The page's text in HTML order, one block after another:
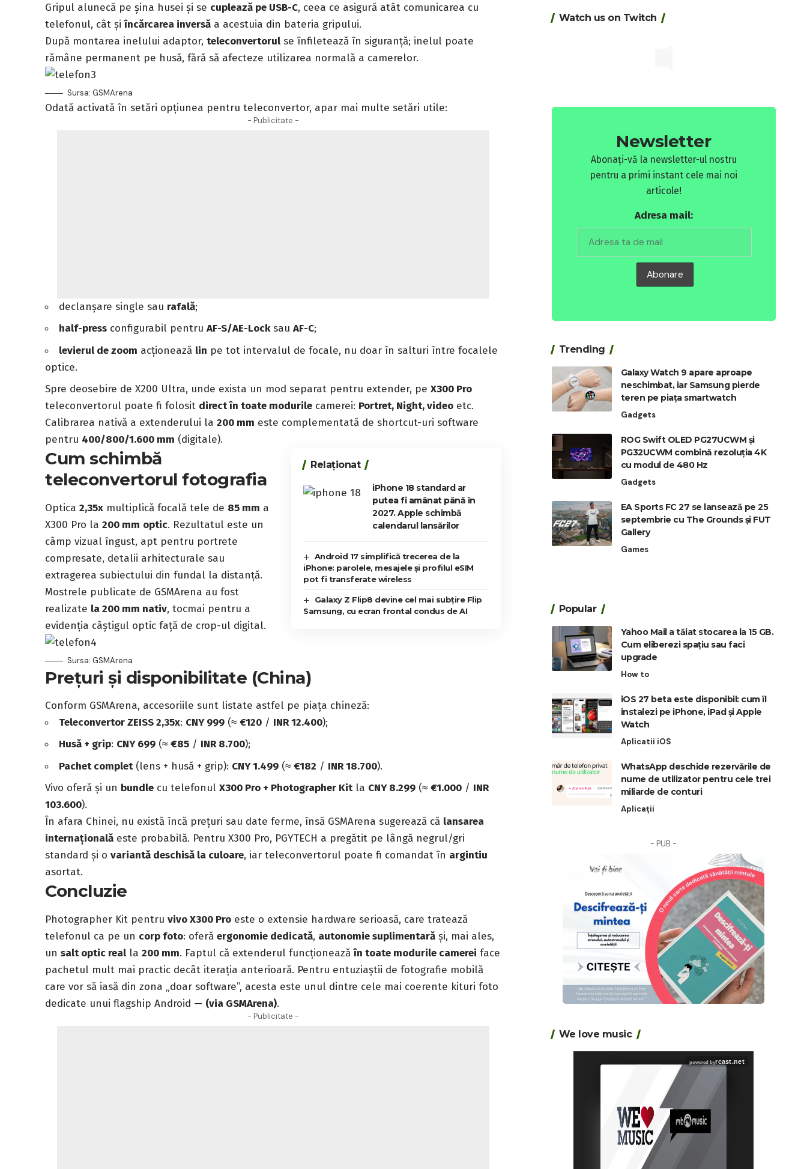
Gripul alunecă pe șina husei și se cuplează pe USB-C, ceea ce asigură atât comunicarea cu
telefonul, cât șiîncărcarea inversă a acestuia din bateria gripului.
După montarea inelului adaptor,teleconvertorul se înfiletează în siguranță; inelul poate
rămâne permanent pe husă, fără să afecteze utilizarea normală a camerelor.
Sursa: GSMArena
Odată activată în setări opțiunea pentru teleconvertor, apar mai multe setări utile:
- Publicitate -
declanșare single sau rafală;
half-press configurabil pentruAF-S/AE-LocksauAF-C;
levierul de zoom acționează lin pe tot intervalul de focale, nu doar în salturi între focalele
optice.
Spre deosebire de X200 Ultra, unde exista un mod separat pentru extender, peX300 Pro
teleconvertorul poate fi folosit direct în toate modurile camerei: Portret, Night, video etc.
Calibrarea nativă a extenderului la200 mm este complementată de shortcut-uri software
pentru 400/800/1.600 mm (digitale).
Relaționat
iPhone 18 standard ar
putea fi amânat până în
2027. Apple schimbă
calendarul lansărilor
Android 17 simplifică trecerea de la
iPhone: parolele, mesajele și profilul eSIM
pot fi transferate wireless
Galaxy Z Flip8 devine cel mai subțire Flip
Samsung, cu ecran frontal condus de AI
Cum schimbă
teleconvertorul fotografia
Optica2,35x multiplică focală tele de 85 mm a
X300 Pro la200 mm optic. Rezultatul este un
câmp vizual îngust, apt pentru portrete
compresate, detalii arhitecturale sau
extragerea subiectului din fundal la distanță.
Mostrele publicate de GSMArena au fost
realizate la 200 mm nativ, tocmai pentru a
evidenția câștigul optic față de crop-ul digital.
Sursa: GSMArena
Prețuri și disponibilitate (China)
Conform GSMArena, accesoriile sunt listate astfel pe piața chineză:
Teleconvertor ZEISS 2,35x: CNY 999 (≈€120 / INR 12.400);
Husă + grip: CNY 699 (≈€85 / INR 8.700);
Pachet complet(lens + husă + grip): CNY 1.499 (≈€182 / INR 18.700).
Vivo oferă și un bundle cu telefonulX300 Pro + Photographer Kitla CNY 8.299 (≈€1.000 / INR
103.600).
În afara Chinei, nu există încă prețuri sau date ferme, însă GSMArena sugerează că lansarea
internațională este probabilă. Pentru X300 Pro, PGYTECH a pregătit pe lângă negrul/gri
standard și ovariantă deschisă la culoare, iar teleconvertorul poate fi comandat în argintiu
asortat.
Concluzie
Photographer Kit pentruvivo X300 Pro este o extensie hardware serioasă, care tratează
telefonul ca pe un corp foto: oferăergonomie dedicată, autonomie suplimentară și, mai ales,
unsalt optic real la200 mm. Faptul că extenderul funcționeazăîn toate modurile camerei face
pachetul mult mai practic decât iterația anterioară. Pentru entuziaștii de fotografie mobilă
care vor să iasă din zona „doar software”, acesta este unul dintre cele mai coerente kituri foto
dedicate unui flagship Android — (via GSMArena).
- Publicitate -
Watch us on Twitch
Newsletter
Abonați-vă la newsletter-ul nostru
pentru a primi instant cele mai noi
articole!
Adresa mail:
Trending
Galaxy Watch 9 apare aproape
neschimbat, iar Samsung pierde
teren pe piața smartwatch
Gadgets
ROG Swift OLED PG27UCWM și
PG32UCWM combină rezoluția 4K
cu modul de 480 Hz
Gadgets
EA Sports FC 27 se lansează pe 25
septembrie cu The Grounds și FUT
Gallery
Games
Popular
Yahoo Mail a tăiat stocarea la 15 GB.
Cum eliberezi spațiu sau faci
upgrade
How to
iOS 27 beta este disponibil: cum îl
instalezi pe iPhone, iPad și Apple
Watch
Aplicatii iOS
WhatsApp deschide rezervările de
nume de utilizator pentru cele trei
miliarde de conturi
Aplicații
- PUB -
We love music